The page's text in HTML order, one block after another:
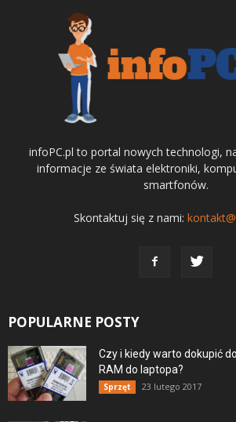
infoPC.pl to portal nowych technologi,
informacje ze świata elektroniki,
smartfonów.
Skontaktuj się z nami:
POPULARNE POSTY
Czy i kiedy warto dokupić
RAM do laptopa?
Sprzęt 23 lutego 2017